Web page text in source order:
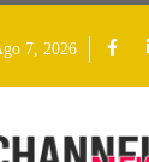
7, 2026